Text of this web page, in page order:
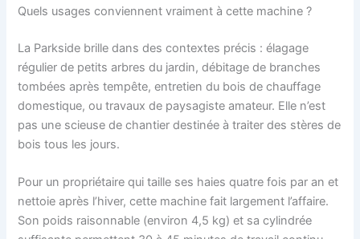
Quels usages conviennent vraiment à cette machine ?
La Parkside brille dans des contextes précis : élagage
régulier de petits arbres du jardin, débitage de branches
tombées après tempête, entretien du bois de chauffage
domestique, ou travaux de paysagiste amateur. Elle n’est
pas une scieuse de chantier destinée à traiter des stères de
bois tous les jours.
Pour un propriétaire qui taille ses haies quatre fois par an et
nettoie après l’hiver, cette machine fait largement l’affaire.
Son poids raisonnable (environ 4,5 kg) et sa cylindrée